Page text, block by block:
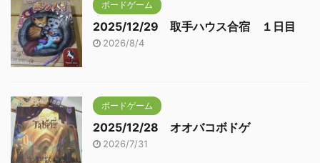
ボードゲーム
2025/12/29 取手ハウス合宿 １日目
2026/8/4
ボードゲーム
2025/12/28 オオバコボドゲ
2026/7/31